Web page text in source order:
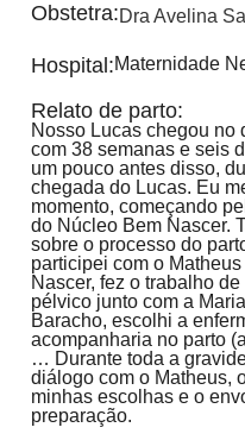
Obstetra:Dra Avelina
Hospital:Maternidade
Relato de parto:
Nosso Lucas chegou no
com 38 semanas e seis
um pouco antes disso,
chegada do Lucas. Eu
momento, começando
do Núcleo Bem Nascer.
sobre o processo do
participei com o
Nascer, fez o trabalho
pélvico junto com a
Baracho, escolhi a
acompanharia no parto
… Durante toda a
diálogo com o Matheus,
minhas escolhas e o
preparação.